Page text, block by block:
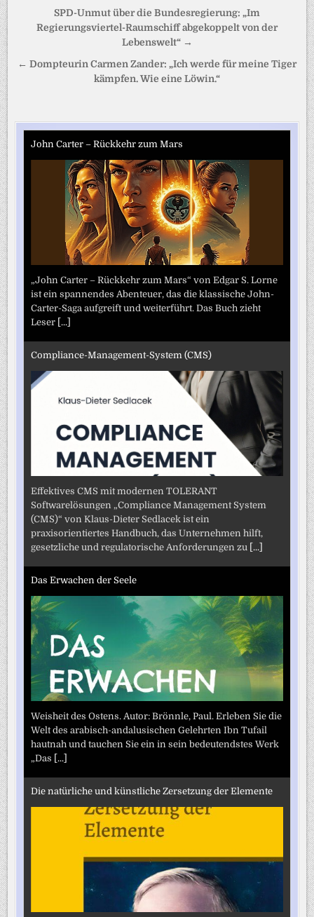
Beitragsnavigation
SPD-Unmut über die Bundesregierung: „Im
Regierungsviertel-Raumschiff abgekoppelt von der
Lebenswelt“ →
← Dompteurin Carmen Zander: „Ich werde für meine Tiger
kämpfen. Wie eine Löwin.“
John Carter – Rückkehr zum Mars
„John Carter – Rückkehr zum Mars“ von Edgar S. Lorne
ist ein spannendes Abenteuer, das die klassische John-
Carter-Saga aufgreift und weiterführt. Das Buch zieht
Leser [...]
Compliance-Management-System (CMS)
Effektives CMS mit modernen TOLERANT
Softwarelösungen „Compliance Management System
(CMS)“ von Klaus-Dieter Sedlacek ist ein
praxisorientiertes Handbuch, das Unternehmen hilft,
gesetzliche und regulatorische Anforderungen zu [...]
Das Erwachen der Seele
Weisheit des Ostens. Autor: Brönnle, Paul. Erleben Sie die
Welt des arabisch-andalusischen Gelehrten Ibn Tufail
hautnah und tauchen Sie ein in sein bedeutendstes Werk
„Das [...]
Die natürliche und künstliche Zersetzung der Elemente